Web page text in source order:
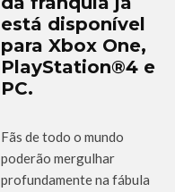
está disponível
para Xbox One,
PlayStation®4 e
PC.
Fãs de todo o mundo
poderão mergulhar
profundamente na fábula